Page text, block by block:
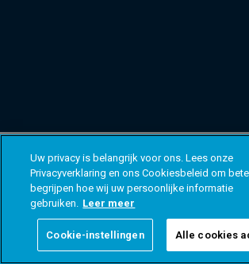
Uw privacy is belangrijk voor ons. Lees onze
Privacyverklaring en ons Cookiesbeleid om
begrijpen hoe wij uw persoonlijke informatie
gebruiken. Leer meer
Cookie-instellingen Alle cookies